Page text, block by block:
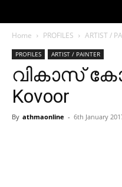
Home PROFILES ARTIST /
PROFILES ARTIST / PAINTER
വികാസ്
Kovoor
By athmaonline - 6th January